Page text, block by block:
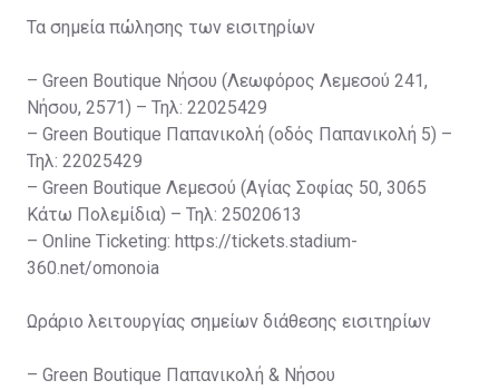
Τα σημεία πώλησης των εισιτηρίων
– Green Boutique Νήσου (Λεωφόρος Λεμεσού 241,
Νήσου, 2571) – Τηλ: 22025429
– Green Boutique Παπανικολή (οδός Παπανικολή 5) –
Τηλ: 22025429
– Green Boutique Λεμεσού (Αγίας Σοφίας 50, 3065
Κάτω Πολεμίδια) – Τηλ: 25020613
– Online Ticketing: https://tickets.stadium-
360.net/omonoia
Ωράριο λειτουργίας σημείων διάθεσης εισιτηρίων
– Green Boutique Παπανικολή & Νήσου